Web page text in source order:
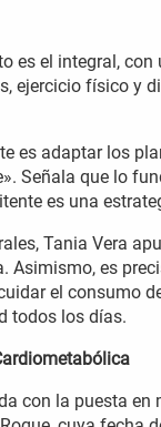
es el integral,
ejercicio físico y
es adaptar los
Señala que lo
es una
Tania Vera
Asimismo, es
el consumo
todos los días.
con la puesta